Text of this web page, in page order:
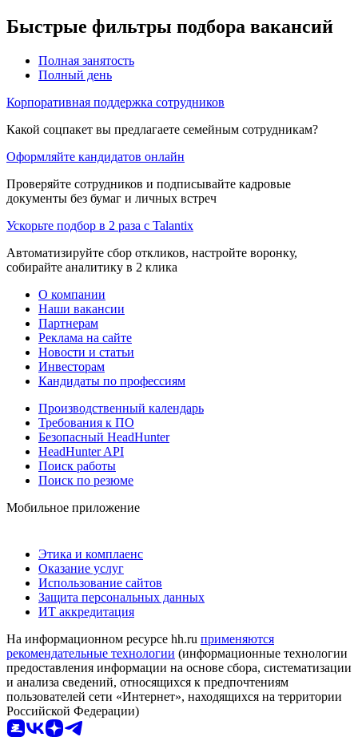
Быстрые фильтры подбора вакансий
Полная занятость
Полный день
Корпоративная поддержка сотрудников
Какой соцпакет вы предлагаете семейным сотрудникам?
Оформляйте кандидатов онлайн
Проверяйте сотрудников и подписывайте кадровые
документы без бумаг и личных встреч
Ускорьте подбор в 2 раза с Talantix
Автоматизируйте сбор откликов, настройте воронку,
собирайте аналитику в 2 клика
О компании
Наши вакансии
Партнерам
Реклама на сайте
Новости и статьи
Инвесторам
Кандидаты по профессиям
Производственный календарь
Требования к ПО
Безопасный HeadHunter
HeadHunter API
Поиск работы
Поиск по резюме
Мобильное приложение
Этика и комплаенс
Оказание услуг
Использование сайтов
Защита персональных данных
ИТ аккредитация
На информационном ресурсе hh.ru применяются
рекомендательные технологии (информационные технологии
предоставления информации на основе сбора, систематизации
и анализа сведений, относящихся к предпочтениям
пользователей сети «Интернет», находящихся на территории
Российской Федерации)